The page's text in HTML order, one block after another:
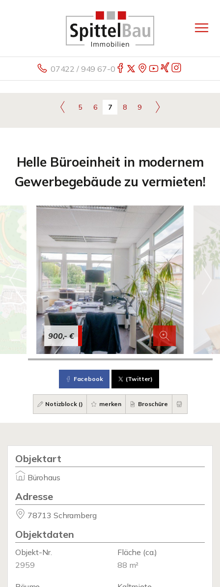
07422 / 949 67-0
5 6 7 8 9
Helle Büroeinheit in modernem
Gewerbegebäude zu vermieten!
900,- €
Facebook (Twitter)
Notizblock () merken Broschüre
Objektart
Bürohaus
Adresse
78713 Schramberg
Objektdaten
Objekt-Nr.
2959
Fläche (ca.)
88 m²